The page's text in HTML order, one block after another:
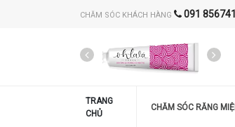
CHĂM SÓC KHÁCH HÀNG 091
TRANG
CHỦ
CHĂM SÓC RĂNG